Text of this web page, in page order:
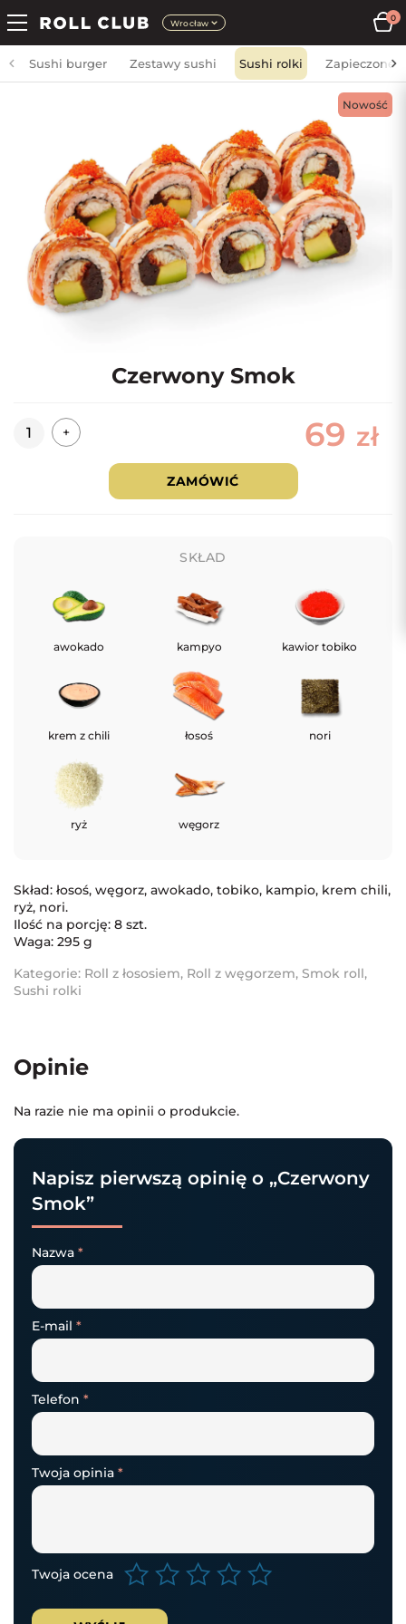
Wrocław
0
Sushi burger Zestawy sushi Sushi rolki Zapieczone
Nowość
Czerwony Smok
Ilość + 69 zł
ZAMÓWIĆ
SKŁAD
awokado kampyo kawior tobiko
krem z chili łosoś nori
ryż węgorz
Skład: łosoś, węgorz, awokado, tobiko, kampio, krem chili,
ryż, nori.
Ilość na porcję: 8 szt.
Waga: 295 g
Kategorie: Roll z łososiem, Roll z węgorzem, Smok roll,
Sushi rolki
Opinie
Na razie nie ma opinii o produkcie.
Napisz pierwszą opinię o „Czerwony
Smok”
Nazwa *
E-mail *
Telefon *
Twoja ocena
Twoja opinia *